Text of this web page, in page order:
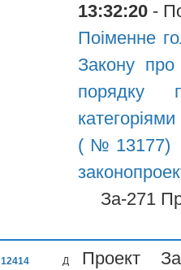
13:32:20 -
Поіменне
Закону
порядку
(№13177)
За-271
12414 Д
Проект